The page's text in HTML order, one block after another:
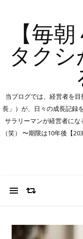
【毎
タク
当ブログでは、経営者を
長」）が、日々の成長記録
サラリーマンが経営者に
（笑） 〜期限は10年後【